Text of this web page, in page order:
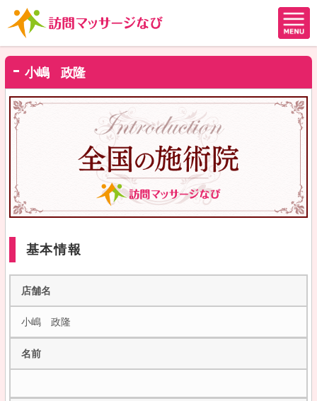
小嶋 政隆
基本情報
店舗名
小嶋 政隆
名前